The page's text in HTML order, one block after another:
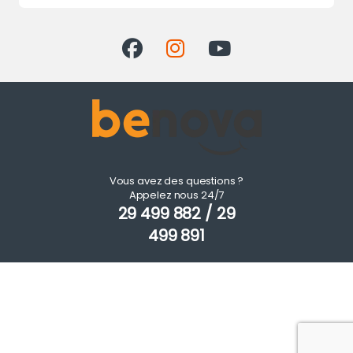
Vous avez des questions ?
Appelez nous 24/7
29 499 882 / 29
499 891